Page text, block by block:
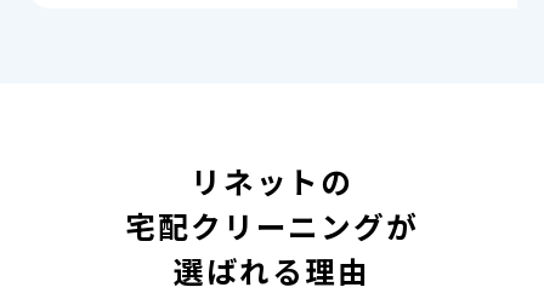
リネットの
宅配クリーニングが
選ばれる理由